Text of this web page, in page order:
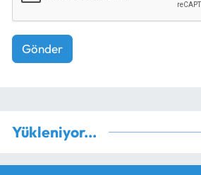
Gönder
Yükleniyor...